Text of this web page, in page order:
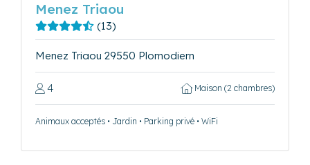
Menez Triaou
(13)
Menez Triaou 29550 Plomodiern
4 Maison (2 chambres)
Animaux acceptés • Jardin • Parking privé • WiFi